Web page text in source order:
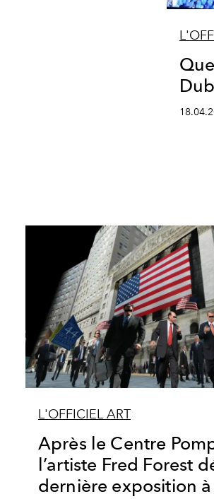
L'OFFICIEL ART
Après le Centre
l’artiste Fred Forest
dernière exposition à